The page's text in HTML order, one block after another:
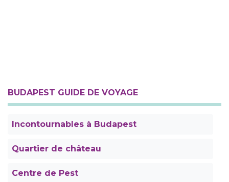
BUDAPEST GUIDE DE VOYAGE
Incontournables à Budapest
Quartier de château
Centre de Pest